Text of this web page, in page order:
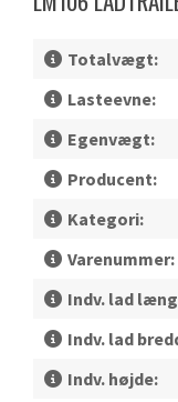
Totalvægt:
Lasteevne:
Egenvægt:
Producent:
Kategori:
Varenummer:
Indv. lad
Indv. lad
Indv. højde: